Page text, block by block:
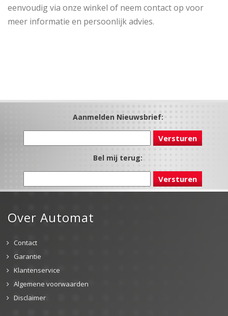
eenvoudig via onze winkel of neem contact op voor
meer informatie en persoonlijk advies.
Aanmelden Nieuwsbrief:
Bel mij terug:
Over Automat
Contact
Garantie
Klantenservice
Algemene voorwaarden
Disclaimer